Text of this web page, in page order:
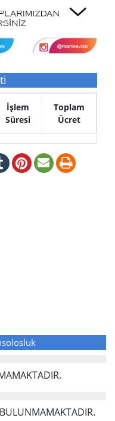
İşlem
Süresi
Toplam
Ücret